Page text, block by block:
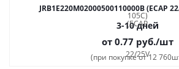
JRB1E220M02000500110000B (ECAP
3-10 дней
от 0.77 руб./шт
(при покупке от 12